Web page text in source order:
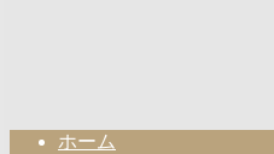
ホーム